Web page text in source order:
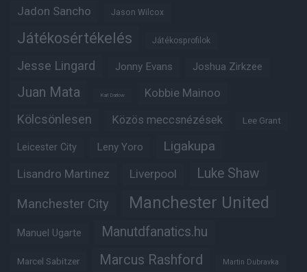
Jadon Sancho Jason Wilcox
Játékosértékelés Játékosprofilok
Jesse Lingard Jonny Evans Joshua Zirkzee
Juan Mata Karl Darlow Kobbie Mainoo
Kölcsönlesen Közös meccsnézések Lee Grant
Leicester City Leny Yoro Ligakupa
Lisandro Martinez Liverpool Luke Shaw
Manchester City Manchester United
Manuel Ugarte Manutdfanatics.hu
Marcel Sabitzer Marcus Rashford Martin Dubravka